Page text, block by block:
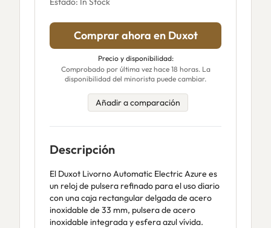
Comprar ahora en Duxot
Precio y disponibilidad:
Comprobado por última vez hace 18 horas. La
disponibilidad del minorista puede cambiar.
Añadir a comparación
Descripción
El Duxot Livorno Automatic Electric Azure es
un reloj de pulsera refinado para el uso diario
con una caja rectangular delgada de acero
inoxidable de 33 mm, pulsera de acero
inoxidable integrada y esfera azul vívida.